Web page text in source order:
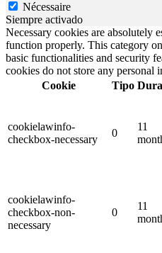
Nécessaire
Siempre activado
Necessary cookies are absolutely
function properly. This category
basic functionalities and security
cookies do not store any personal
Cookie
Tipo
cookielawinfo-
checkbox-necessary
0
11
cookielawinfo-
checkbox-non-
necessary
0
11